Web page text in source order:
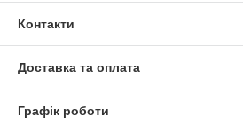
Контакти
Доставка та оплата
Графік роботи